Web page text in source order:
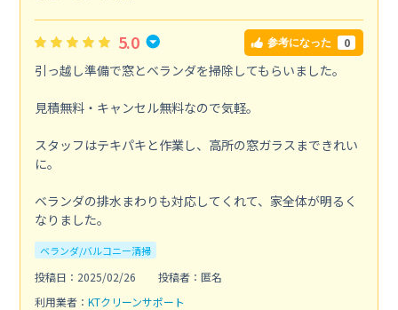
5.0 参考になった 0
引っ越し準備で窓とベランダを掃除してもらいました。
見積無料・キャンセル無料なので気軽。
スタッフはテキパキと作業し、高所の窓ガラスまできれい
に。
ベランダの排水まわりも対応してくれて、家全体が明るく
なりました。
ベランダ/バルコニー清掃
投稿日：2025/02/26
投稿者：匿名
利用業者： KTクリーンサポート